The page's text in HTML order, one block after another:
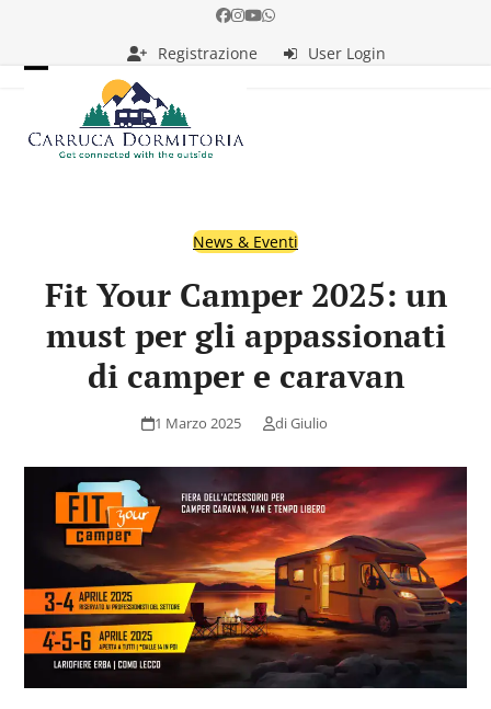
Facebook
Instagram
YouTube
Whatsapp
Registrazione
User Login
mobile
menu
mobile
menu
News & Eventi
Fit Your Camper 2025: un
must per gli appassionati
di camper e caravan
1 Marzo 2025 diGiulio